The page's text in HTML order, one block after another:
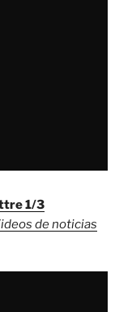
1/3
de noticias